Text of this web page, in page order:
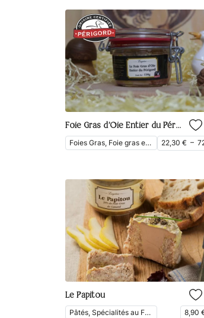
Foie Gras d’Oie Entier du Périgord
Foies Gras, Foie gras entier, Foie Gras d'Oie 22,30€ –
Le Papitou
Pâtés, Spécialités au Foie Gras, Tartinades 8,90